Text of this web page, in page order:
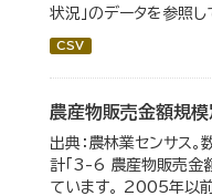
状況」のデータを参照し
CSV
農産物販売金額規模
出典：農林業センサス
計「3-6 農産物販売金
ています。 2005年以